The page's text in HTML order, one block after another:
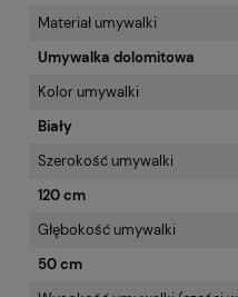
Materiał umywalki
Umywalka dolomitowa
Kolor umywalki
Biały
Szerokość umywalki
120 cm
Głębokość umywalki
50 cm